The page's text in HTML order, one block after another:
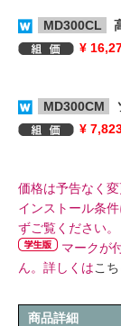
MD300CL
¥
MD300CM
¥
価格は予告なく変
インストール条
ずご覧ください。
マークが
ん。詳しくはこち
商品詳細